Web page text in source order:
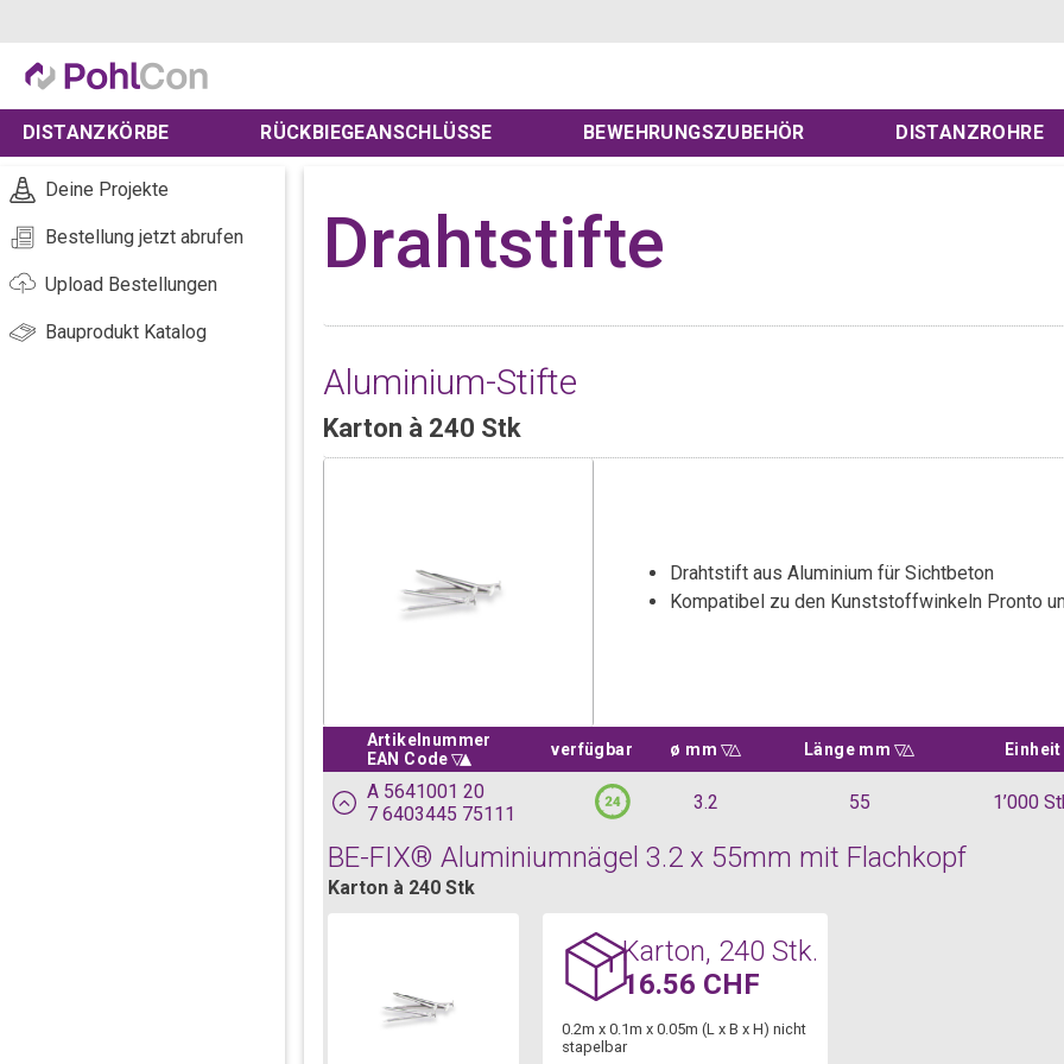
Deine Projekte
Bestellung jetzt abrufen
Upload Bestellungen
Bauprodukt Katalog
DISTANZKÖRBE RÜCKBIEGEANSCHLÜSSE BEWEHRUNGSZUBEHÖR DISTANZROHRE
Drahtstifte
Aluminium-Stifte
Karton à 240 Stk
Drahtstift aus Aluminium für Sichtbeton
Kompatibel zu den Kunststoffwinkeln Pronto
Artikelnummer
EAN Code
Sortiere absteigend nach
Artikelnummer
EAN Code
verfügbar ø mm
Sortiere aufsteigend nach
ø mm Länge mm
Sortiere aufsteigend nach
Länge mm Einheit
A 5641001 20
7 6403445 75111
3.2 55 1’000
BE-FIX® Aluminiumnägel 3.2 x 55mm mit Flachkopf
Karton à 240 Stk
Karton, 240 Stk.
16.56 CHF
0.2m x 0.1m x 0.05m (L x B x H) nicht
stapelbar